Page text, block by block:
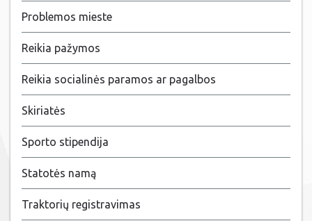
Problemos mieste
Reikia pažymos
Reikia socialinės paramos ar pagalbos
Skiriatės
Sporto stipendija
Statotės namą
Traktorių registravimas